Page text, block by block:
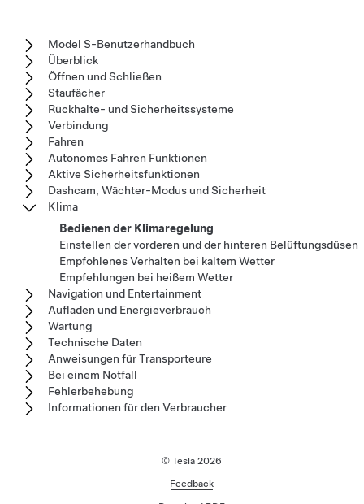
Model S-Benutzerhandbuch
Überblick
Öffnen und Schließen
Staufächer
Rückhalte- und Sicherheitssysteme
Verbindung
Fahren
Autonomes Fahren Funktionen
Aktive Sicherheitsfunktionen
Dashcam, Wächter-Modus und Sicherheit
Klima
Bedienen der Klimaregelung
Einstellen der vorderen und der hinteren Belüftungsdüsen
Empfohlenes Verhalten bei kaltem Wetter
Empfehlungen bei heißem Wetter
Navigation und Entertainment
Aufladen und Energieverbrauch
Wartung
Technische Daten
Anweisungen für Transporteure
Bei einem Notfall
Fehlerbehebung
Informationen für den Verbraucher
© Tesla 2026
Feedback